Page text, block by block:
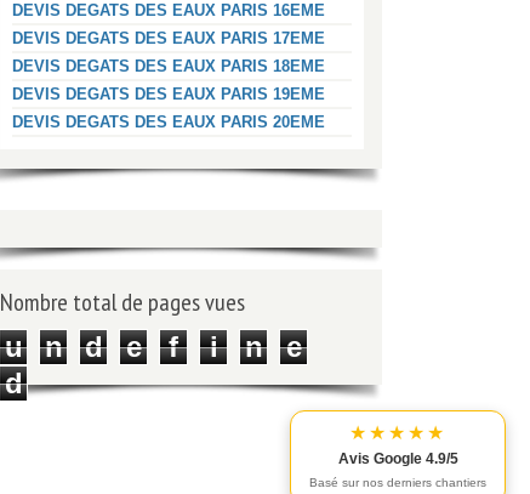
★★★★★
Avis Google 4.9/5
Basé sur nos derniers chantiers
DEVIS DEGATS DES EAUX PARIS 16EME
DEVIS DEGATS DES EAUX PARIS 17EME
DEVIS DEGATS DES EAUX PARIS 18EME
DEVIS DEGATS DES EAUX PARIS 19EME
DEVIS DEGATS DES EAUX PARIS 20EME
Nombre total de pages vues
u n d e f i n
e
d